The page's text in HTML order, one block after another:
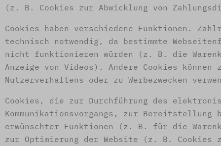
(z. B. Cookies zur Abwicklung von
Cookies haben verschiedene Funktionen.
technisch notwendig, da bestimmte
nicht funktionieren würden (z. B. die
Anzeige von Videos). Andere Cookies können
Nutzerverhaltens oder zu Werbezwecken
Cookies, die zur Durchführung des
Kommunikationsvorgangs, zur Bereitstellung
erwünschter Funktionen (z. B. für die
zur Optimierung der Website (z. B. Cookies